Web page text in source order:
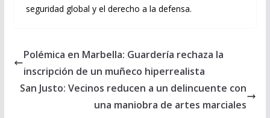
seguridad global y el derecho a la defensa.
Polémica en Marbella: Guardería rechaza la
inscripción de un muñeco hiperrealista
San Justo: Vecinos reducen a un delincuente con
una maniobra de artes marciales